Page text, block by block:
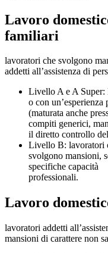
Lavoro
familiari
lavoratori che svolgono
addetti all’assistenza di
Livello A e A Super:
o con
(maturata anche
compiti generici,
il diretto controllo
Livello B: lavoratori
svolgono mansioni,
specifiche capacità
professionali.
Lavoro
lavoratori addetti
mansioni di carattere non